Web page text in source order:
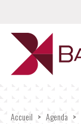
Accueil > Agenda >